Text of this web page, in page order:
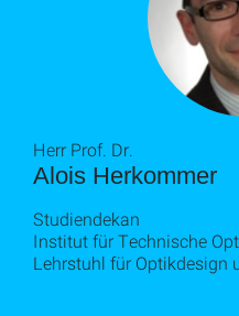
Alois Herkommer
Herr Prof. Dr.
Studiendekan
Institut für Technische
Lehrstuhl für Optikdesign